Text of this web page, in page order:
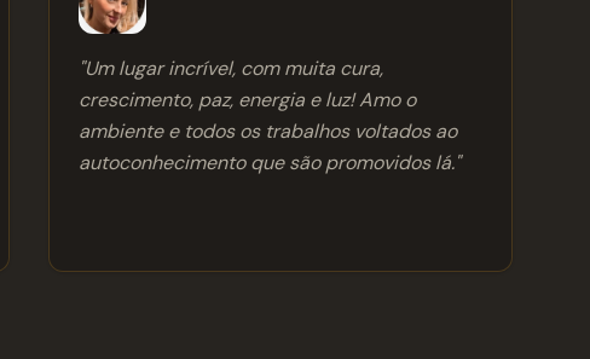
"Um lugar incrível, com muita cura,
crescimento, paz, energia e luz! Amo o
ambiente e todos os trabalhos voltados ao
autoconhecimento que são promovidos lá."